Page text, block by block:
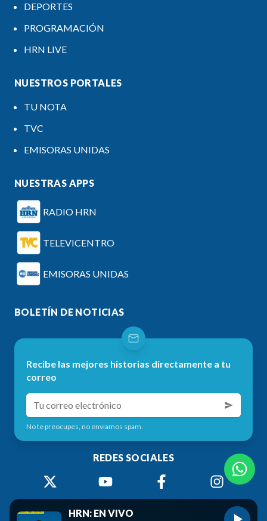
DEPORTES
PROGRAMACIÓN
HRN LIVE
NUESTROS PORTALES
TU NOTA
TVC
EMISORAS UNIDAS
NUESTRAS APPS
RADIO HRN
TELEVICENTRO
EMISORAS UNIDAS
BOLETÍN DE NOTICIAS
Recibe las mejores historias directamente a tu
correo
No te preocupes, no enviamos spam.
REDES SOCIALES
HRN: EN VIVO